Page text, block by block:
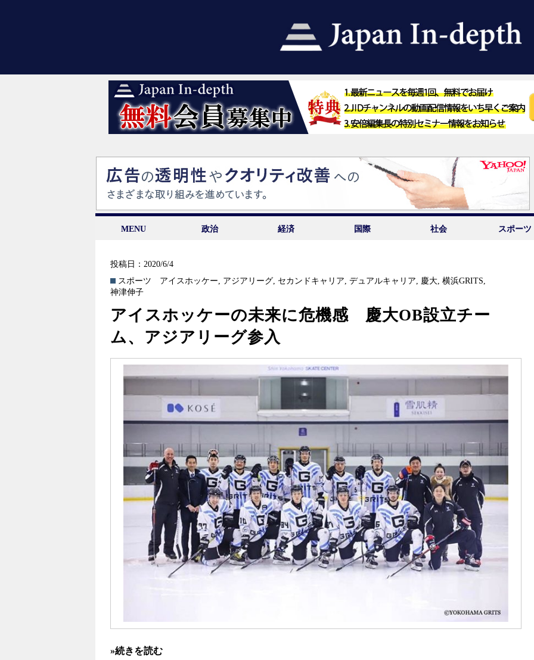
MENU 政治 経済 国際 社会 スポーツ
投稿日：2020/6/4
スポーツ
アイスホッケー, アジアリーグ, セカンドキャリア,デュアルキャリア, 慶大,横浜GRITS,
神津伸子
アイスホッケーの未来に危機感 慶大OB設立チー
ム、アジアリーグ参入
»続きを読む